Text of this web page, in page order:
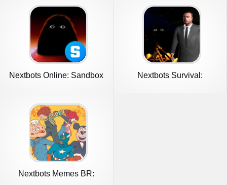
Nextbots Online: Sandbox
Nextbots Survival:
Nextbots Memes BR: